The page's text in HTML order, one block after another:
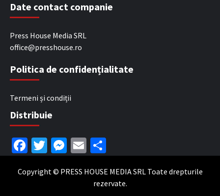
Date contact companie
Press House Media SRL
office@presshouse.ro
Politica de confidențialitate
Termeni și condiții
Distribuie
Facebook
Twitter
Messenger
Email
Copyright © PRESS HOUSE MEDIA SRL Toate drepturile
rezervate.